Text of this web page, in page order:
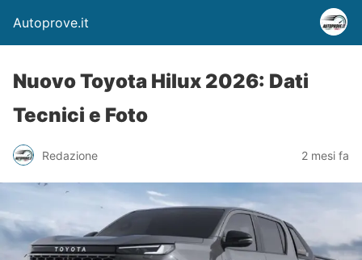
Autoprove.it
Nuovo Toyota Hilux 2026: Dati
Tecnici e Foto
Redazione 2 mesi fa